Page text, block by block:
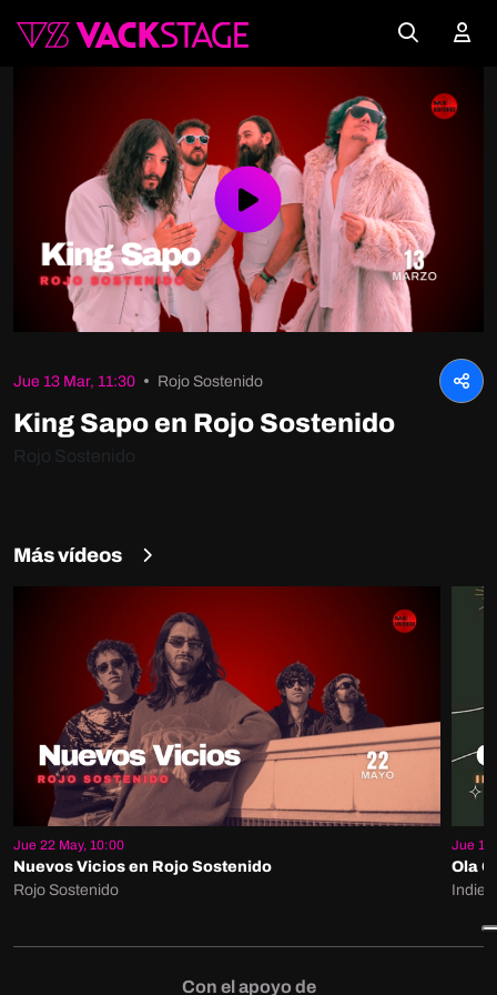
Play
Video
Jue 13 Mar, 11:30 Rojo Sostenido
King Sapo en Rojo Sostenido
Rojo Sostenido
Más vídeos
Jue 22 May, 10:00
Nuevos Vicios en Rojo Sostenido
Rojo Sostenido
Jue 15
Ola
Indie
Con el apoyo de